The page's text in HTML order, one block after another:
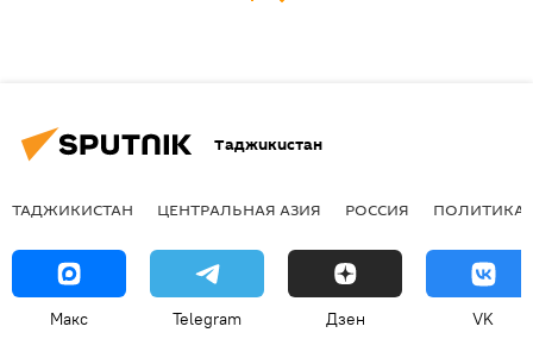
Таджикистан
ТАДЖИКИСТАН ЦЕНТРАЛЬНАЯ АЗИЯ РОССИЯ ПОЛИТИКА
Макс Telegram Дзен VK